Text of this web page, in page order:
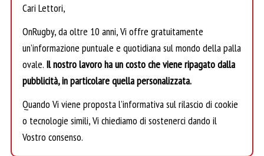
Cari Lettori,
OnRugby, da oltre 10 anni, Vi offre gratuitamente
un’informazione puntuale e quotidiana sul mondo della palla
ovale. Il nostro lavoro ha un costo che viene ripagato dalla
pubblicità, in particolare quella personalizzata.
Quando Vi viene proposta l’informativa sul rilascio di cookie
o tecnologie simili, Vi chiediamo di sostenerci dando il
Vostro consenso.